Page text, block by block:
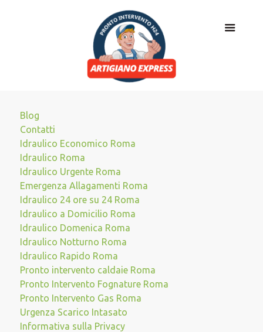
Blog
Contatti
Idraulico Economico Roma
Idraulico Roma
Idraulico Urgente Roma
Emergenza Allagamenti Roma
Idraulico 24 ore su 24 Roma
Idraulico a Domicilio Roma
Idraulico Domenica Roma
Idraulico Notturno Roma
Idraulico Rapido Roma
Pronto intervento caldaie Roma
Pronto Intervento Fognature Roma
Pronto Intervento Gas Roma
Urgenza Scarico Intasato
Informativa sulla Privacy